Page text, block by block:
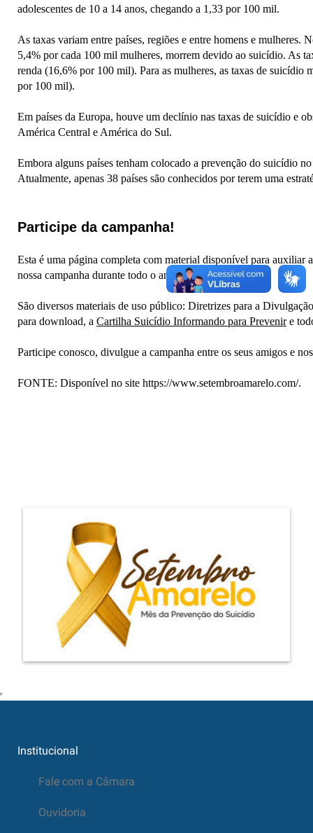
adolescentes de 10 a 14 anos, chegando a 1,33 por 100 mil.
As taxas variam entre países, regiões e entre homens e
5,4% por cada 100 mil mulheres, morrem devido ao suicídio. As
renda (16,6% por 100 mil). Para as mulheres, as taxas de suicídio
por 100 mil).
Em países da Europa, houve um declínio nas taxas de suicídio e
América Central e América do Sul.
Embora alguns países tenham colocado a prevenção do suicídio
Atualmente, apenas 38 países são conhecidos por terem uma
Participe da campanha!
Esta é uma página completa com material disponível para auxiliar
nossa campanha durante todo o ano.
São diversos materiais de uso público: Diretrizes para a
para download, a Cartilha Suicídio Informando para Prevenire
Participe conosco, divulgue a campanha entre os seus amigos e
FONTE: Disponível no site https://www.setembroamarelo.com/.
Institucional
Fale com a Câmara
Ouvidoria